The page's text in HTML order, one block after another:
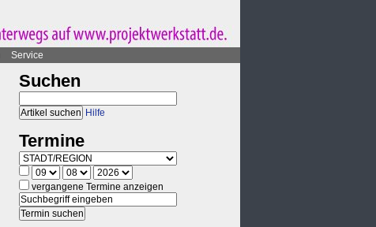
Service
Suchen
Hilfe
Termine
vergangene Termine anzeigen